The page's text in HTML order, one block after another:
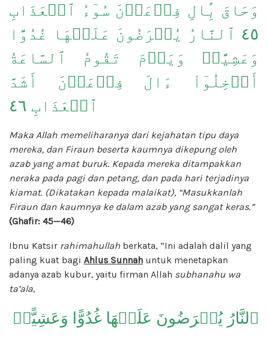
وَحَاقَ بِ‍َٔالِ فِرۡعَوۡنَ سُوٓءُ ٱلۡعَذَابِ
٤٥ ٱلنَّارُ يُعۡرَضُونَ عَلَيۡهَا غُدُوًّا
وَعَشِيًّاۚ وَيَوۡمَ تَقُومُ ٱلسَّاعَةُ
أَدۡخِلُوٓاْ ءَالَ فِرۡعَوۡنَ أَشَدَّ
ٱلۡعَذَابِ ٤٦
Maka Allah memeliharanya dari kejahatan tipu daya
mereka, dan Firaun beserta kaumnya dikepung oleh
azab yang amat buruk. Kepada mereka ditampakkan
neraka pada pagi dan petang, dan pada hari terjadinya
kiamat. (Dikatakan kepada malaikat), “Masukkanlah
Firaun dan kaumnya ke dalam azab yang sangat keras.”
(Ghafir: 45—46)
Ibnu Katsir rahimahullah berkata, “Ini adalah dalil yang
paling kuat bagi Ahlus Sunnah untuk menetapkan
adanya azab kubur, yaitu firman Allah subhanahu wa
ta’ala,
ٱلنَّارُ يُعۡرَضُونَ عَلَيۡهَا غُدُوًّا وَعَشِيًّاۚ